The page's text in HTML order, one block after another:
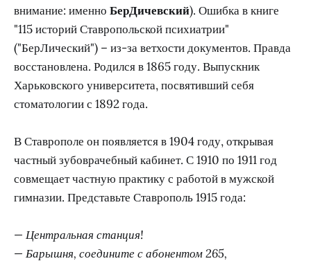
внимание: именно БерДичевский). Ошибка в книге
"115 историй Ставропольской психиатрии"
("БерЛический") – из-за ветхости документов. Правда
восстановлена. Родился в 1865 году. Выпускник
Харьковского университета, посвятивший себя
стоматологии с 1892 года.
В Ставрополе он появляется в 1904 году, открывая
частный зубоврачебный кабинет. С 1910 по 1911 год
совмещает частную практику с работой в мужской
гимназии. Представьте Ставрополь 1915 года:
— Центральная станция!
— Барышня, соедините с абонентом 265,